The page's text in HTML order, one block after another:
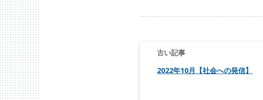
2022年10月【社会への発信】